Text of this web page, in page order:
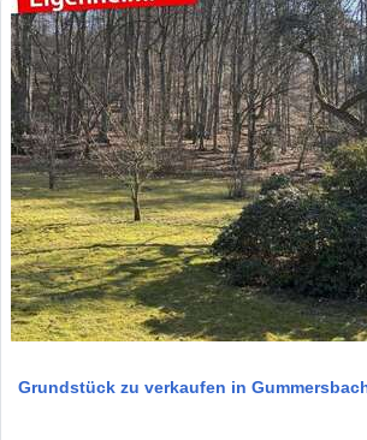
Grundstück zu verkaufen in